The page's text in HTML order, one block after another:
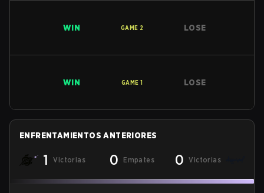
WIN GAME 2 LOSE
WIN GAME 1 LOSE
ENFRENTAMIENTOS ANTERIORES
1 Victorias 0 Empates 0 Victorias